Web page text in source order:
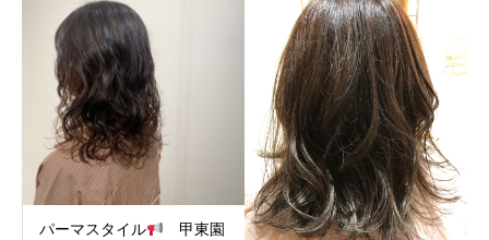
パーマスタイル
甲東園